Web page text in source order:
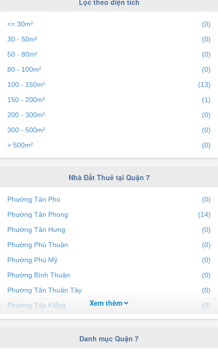
Lọc theo diện tích
<= 30m²
(0)
30 - 50m²
(0)
50 - 80m²
(0)
80 - 100m²
(0)
100 - 150m²
(13)
150 - 200m²
(1)
200 - 300m²
(0)
300 - 500m²
(0)
> 500m²
(0)
Nhà Đất Thuê tại Quận 7
Phường Tân Phú
(0)
Phường Tân Phong
(14)
Phường Tân Hưng
(0)
Phường Phú Thuận
(0)
Phường Phú Mỹ
(0)
Phường Bình Thuận
(0)
Phường Tân Thuận Tây
(0)
Phường Tân Kiểng
(0)
Phường Tân Thuận Đông
(0)
Xem thêm
Danh mục Quận 7